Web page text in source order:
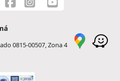
0815-00507, Zona 4